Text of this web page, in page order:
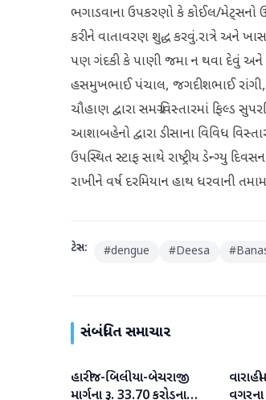
ભગાડવાના ઉપકરણો કે કોઈલ/મેટ્સનો
કરીને વાતાવરણ શુદ્ધ કરવું.​રાત્રે અને
પણ ગંદકી કે પાણી જમા ન થવા દેવું અને
હસમુખભાઈ પંચાલ, જગદીશભાઈ
ચૌહાણ દ્વારા સમગ્ર વિસ્તારમાં
આશાબહેનો દ્વારા ડીસાના વિવિધ
ઉપસ્થિત સ્ટાફ સાથે રાષ્ટ્રીય ડેન્ગ્યુ
રાખીને વર્ષ દરમિયાન હાથ ધરવાની
ટેગ્સ: #dengue #Deesa #
સંબંધિત સમાચાર
પાટણ
હારીજ-બિલીયા-બેચરાજી
પાટણ